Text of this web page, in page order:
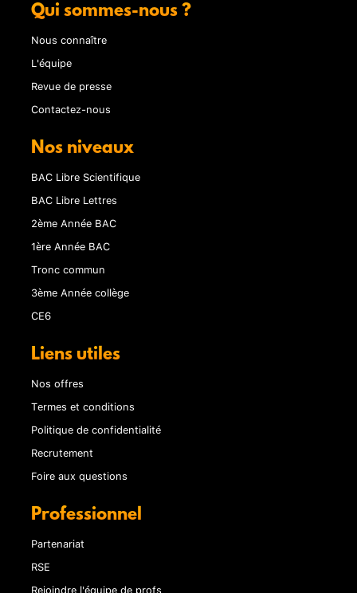
Qui sommes-nous ?
Nous connaître
L'équipe
Revue de presse
Contactez-nous
Nos niveaux
BAC Libre Scientifique
BAC Libre Lettres
2ème Année BAC
1ère Année BAC
Tronc commun
3ème Année collège
CE6
Liens utiles
Nos offres
Termes et conditions
Politique de confidentialité
Recrutement
Foire aux questions
Professionnel
Partenariat
RSE
Rejoindre l'équipe de profs